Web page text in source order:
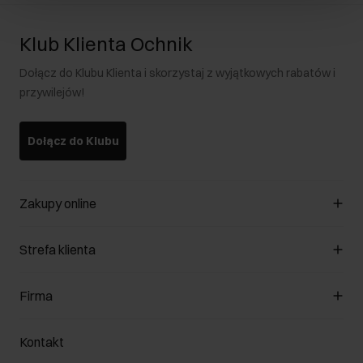
Klub Klienta Ochnik
Dołącz do Klubu Klienta i skorzystaj z wyjątkowych rabatów i
przywilejów!
Dołącz do Klubu
Zakupy online
Zarządzaj cookies
Formy płatności
Jak dokonać zwrotu?
Strefa klienta
Klub Klienta
Zwróć produkty
Firma
O nas
Kontakt